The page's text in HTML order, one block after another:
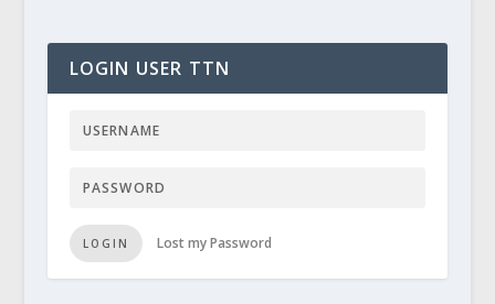
LOGIN USER TTN
LOGIN Lost my Password